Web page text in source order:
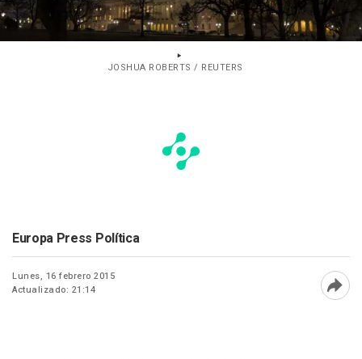
JOSHUA ROBERTS / REUTERS
Europa Press Política
Lunes, 16 febrero 2015
Actualizado: 21:14